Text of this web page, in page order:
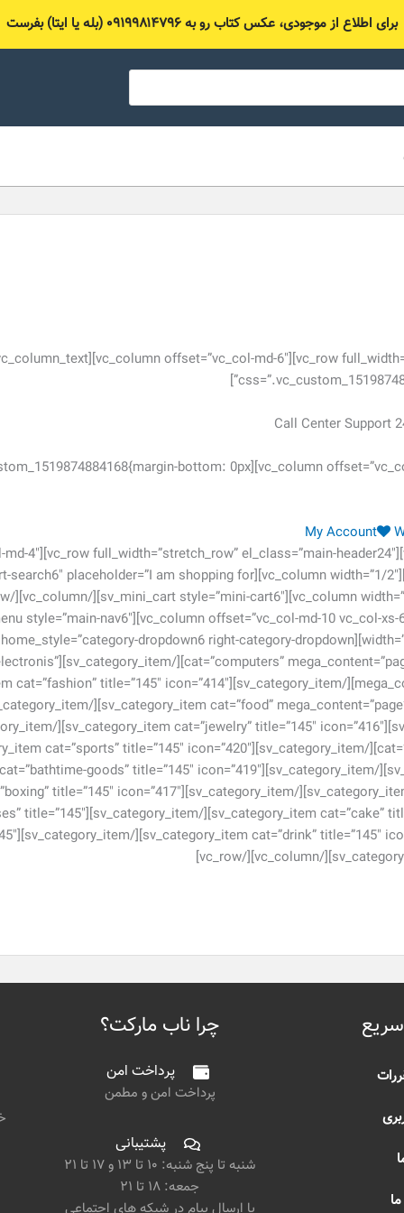
برای اطلاع از موجودی، عکس کتاب رو به ۰۹۱۹۹۸۱۴۷۹۶ (بله یا ایتا) بفرست
el_class=”top-header24″][vc_column offset=”vc_col-md-6″][vc_column_text
6″][vc_column_text css=”.vc_custom_1519874884168{margin-bottom: 0px
cat=”electronis”
cat=”dresses” title=”145″
چرا ناب مارکت؟
پرداخت امن
پرداخت امن و مطمن
پشتیبانی
شنبه تا پنج شنبه: ۱۰ تا ۱۳ و ۱۷ تا ۲۱
جمعه: ۱۸ تا ۲۱